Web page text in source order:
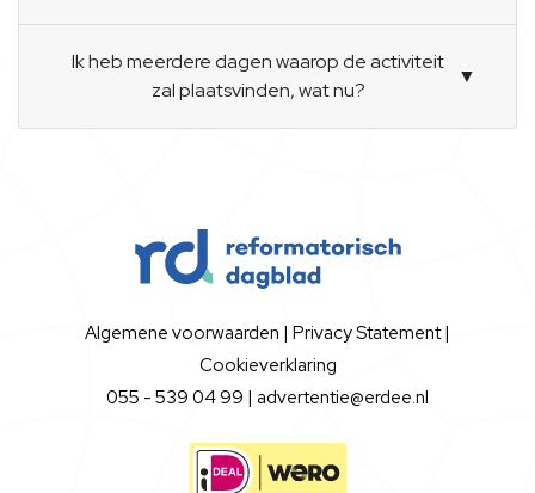
Ik heb meerdere dagen waarop de activiteit
zal plaatsvinden, wat nu?
▼
Algemene voorwaarden | Privacy Statement|
Cookieverklaring
055 - 539 04 99 | advertentie@erdee.nl